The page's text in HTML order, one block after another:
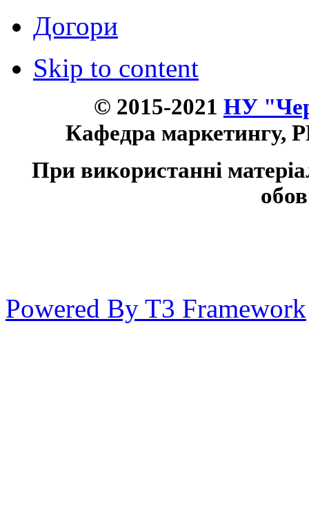
Догори
Skip to content
© 2015-2021 НУ
Кафедра маркетингу,
При використанні
Powered By T3 Framework